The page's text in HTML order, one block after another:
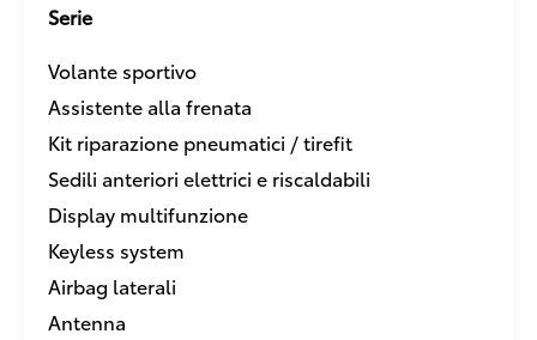
Serie
Volante sportivo
Assistente alla frenata
Kit riparazione pneumatici / tirefit
Sedili anteriori elettrici e riscaldabili
Display multifunzione
Keyless system
Airbag laterali
Antenna